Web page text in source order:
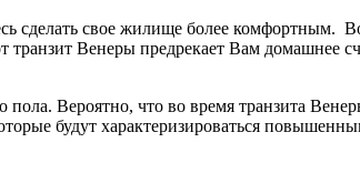
сделать свое жилище более комфортным.
транзит Венеры предрекает Вам домашнее
Вероятно, что во время транзита
будут характеризироваться